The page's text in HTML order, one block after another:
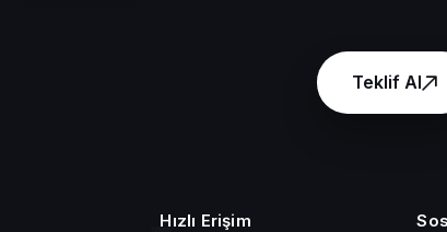
Teklif Al
Hızlı Erişim